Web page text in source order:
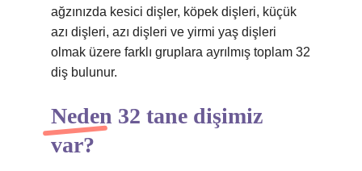
ağzınızda kesici dişler, köpek dişleri, küçük
azı dişleri, azı dişleri ve yirmi yaş dişleri
olmak üzere farklı gruplara ayrılmış toplam 32
diş bulunur.
Neden 32 tane dişimiz
var?